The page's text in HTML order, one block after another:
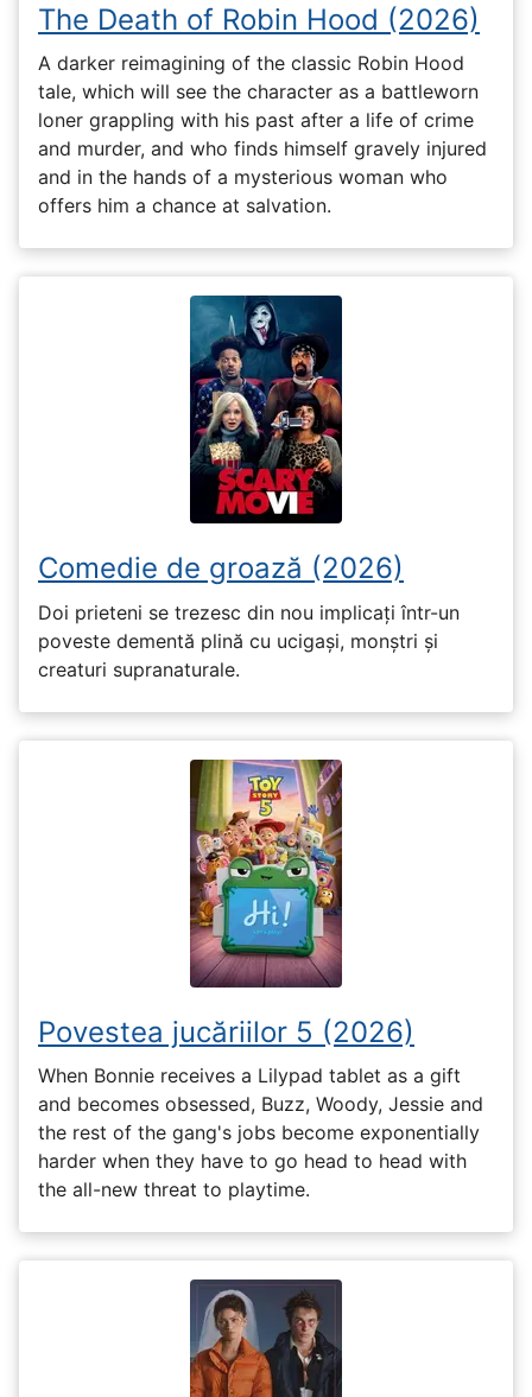
The Death of Robin Hood (2026)
A darker reimagining of the classic Robin Hood
tale, which will see the character as a battleworn
loner grappling with his past after a life of crime
and murder, and who finds himself gravely injured
and in the hands of a mysterious woman who
offers him a chance at salvation.
Comedie de groază (2026)
Doi prieteni se trezesc din nou implicați într-un
poveste dementă plină cu ucigași, monștri și
creaturi supranaturale.
Povestea jucăriilor 5 (2026)
When Bonnie receives a Lilypad tablet as a gift
and becomes obsessed, Buzz, Woody, Jessie and
the rest of the gang's jobs become exponentially
harder when they have to go head to head with
the all-new threat to playtime.